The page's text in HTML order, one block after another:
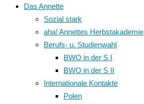
Das Annette
Sozial stark
aha! Annettes Herbstakademie
Berufs- u. Studienwahl
BWO in der S I
BWO in der S II
Internationale Kontakte
Polen